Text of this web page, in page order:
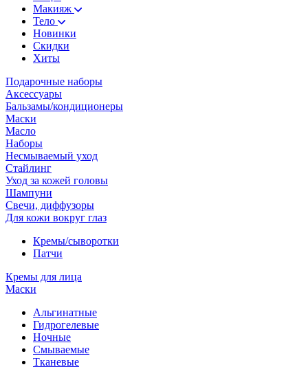
Макияж
Тело
Новинки
Скидки
Хиты
Подарочные наборы
Аксессуары
Бальзамы/кондиционеры
Маски
Масло
Наборы
Несмываемый уход
Стайлинг
Уход за кожей головы
Шампуни
Свечи, диффузоры
Для кожи вокруг глаз
Кремы/сыворотки
Патчи
Кремы для лица
Маски
Альгинатные
Гидрогелевые
Ночные
Смываемые
Тканевые